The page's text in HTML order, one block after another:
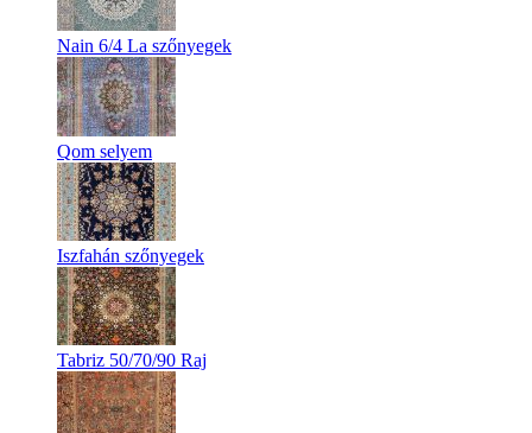
Nain 6/4 La szőnyegek
Qom selyem
Iszfahán szőnyegek
Tabriz 50/70/90 Raj